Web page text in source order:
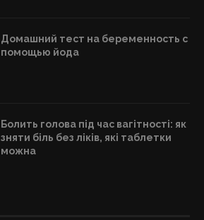
Домашний тест на беременность с
помощью йода
Болить голова під час вагітності: як
зняти біль без ліків, які таблетки
можна